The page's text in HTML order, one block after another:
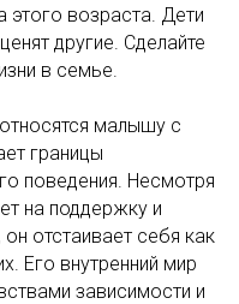
возраста. Дети
другие. Сделайте
в семье.
малышу с
границы
поведения. Несмотря
на поддержку и
отстаивает себя как
Его внутренний мир
зависимости и